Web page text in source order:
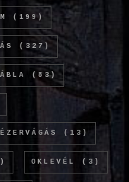
(199)
(327)
(83)
(13)
OKLEVÉL (3)